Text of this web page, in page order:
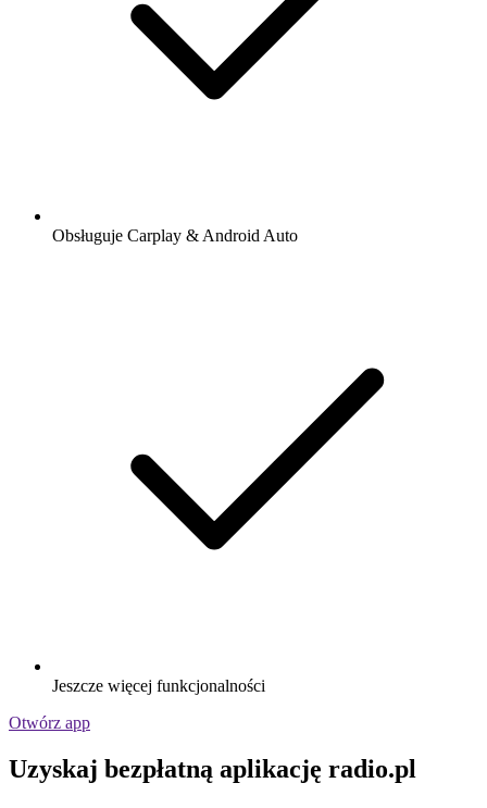
Obsługuje Carplay & Android Auto
Jeszcze więcej funkcjonalności
Otwórz app
Uzyskaj bezpłatną aplikację radio.pl